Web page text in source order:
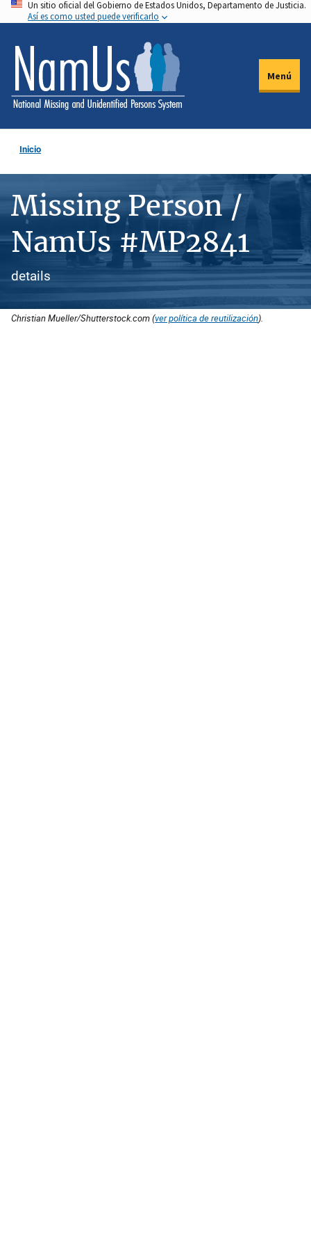
Pasar
al
contenido
principal
Un sitio oficial del Gobierno de Estados Unidos, Departamento de Justicia.
Así es como usted puede verificarlo
Menú
Inicio
Missing Person /
NamUs #MP2841
details
Christian Mueller/Shutterstock.com (ver política de reutilización).